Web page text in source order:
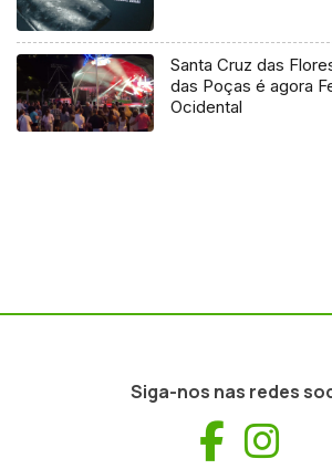
Santa Cruz das
das Poças é agora
Ocidental
Siga-nos nas redes